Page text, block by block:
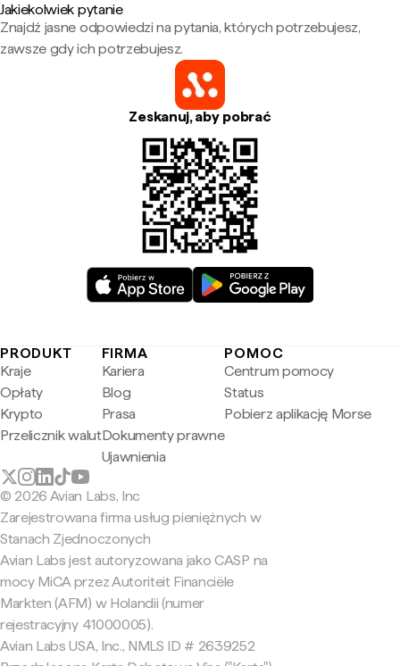
Jakiekolwiek pytanie
Znajdź jasne odpowiedzi na pytania, których potrzebujesz,
zawsze gdy ich potrzebujesz.
Zeskanuj, aby pobrać
PRODUKT
Kraje
Opłaty
Krypto
Przelicznik walut
FIRMA
Kariera
Blog
Prasa
Dokumenty prawne
Ujawnienia
POMOC
Centrum pomocy
Status
Pobierz aplikację Morse
© 2026 Avian Labs, Inc
Zarejestrowana firma usług pieniężnych w
Stanach Zjednoczonych
Avian Labs jest autoryzowana jako CASP na
mocy MiCA przez Autoriteit Financiële
Markten (AFM) w Holandii (numer
rejestracyjny 41000005).
Avian Labs USA, Inc., NMLS ID # 2639252